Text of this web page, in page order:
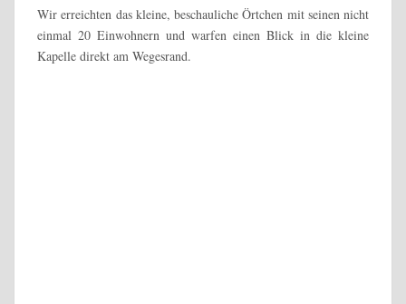
die Mosel vorbei zum Wanderparkplatz Ehrbachklamm.